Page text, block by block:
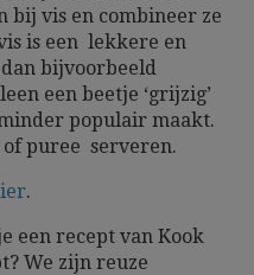
bij vis en combineer ze
is een lekkere en
bijvoorbeeld
een beetje ‘grijzig’
populair maakt.
puree serveren.
.
een recept van Kook
We zijn reuze